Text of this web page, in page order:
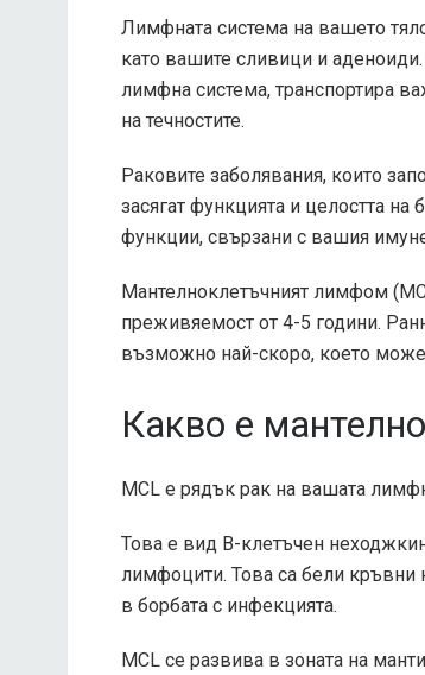
Лимфната система на вашето
като вашите сливици и
лимфна система, транспортира
на течностите.
Раковите заболявания, които
засягат функцията и целостта
функции, свързани с вашия
Мантелноклетъчният лимфом
преживяемост от 4-5 години.
възможно най-скоро, което
Какво е
MCL е рядък рак на вашата
Това е вид В-клетъчен
лимфоцити. Това са бели кръвни
в борбата с инфекцията.
MCL се развива в зоната на